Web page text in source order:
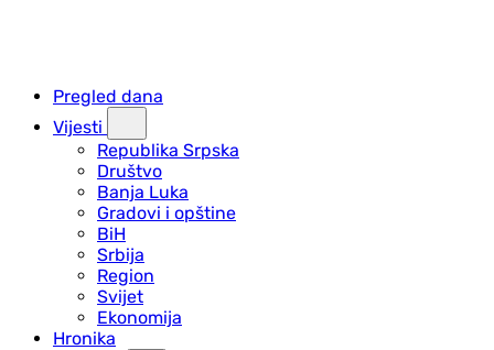
Pregled dana
Vijesti
Republika Srpska
Društvo
Banja Luka
Gradovi i opštine
BiH
Srbija
Region
Svijet
Ekonomija
Hronika